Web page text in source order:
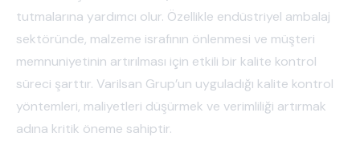
tutmalarına yardımcı olur. Özellikle endüstriyel ambalaj
sektöründe, malzeme israfının önlenmesi ve müşteri
memnuniyetinin artırılması için etkili bir kalite kontrol
süreci şarttır. Varilsan Grup’un uyguladığı kalite kontrol
yöntemleri, maliyetleri düşürmek ve verimliliği artırmak
adına kritik öneme sahiptir.